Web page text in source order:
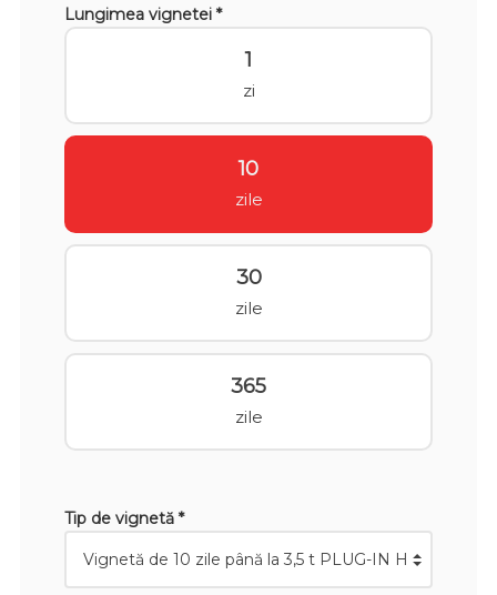
Lungimea vignetei *
1
zi
10
zile
30
zile
365
zile
Tip de vignetă *